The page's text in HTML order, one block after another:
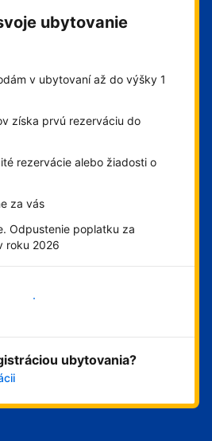
ubytovanie
v ubytovaní až do výšky 1
získa prvú rezerváciu do
rezervácie alebo žiadosti o
za vás
Odpustenie poplatku za
roku 2026
ubytovania?